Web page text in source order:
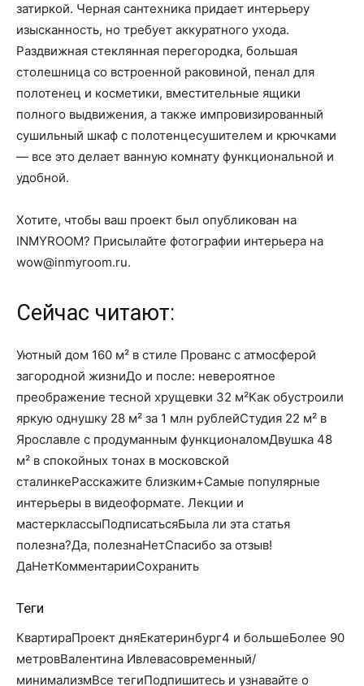
затиркой. Черная сантехника придает интерьеру
изысканность, но требует аккуратного ухода.
Раздвижная стеклянная перегородка, большая
столешница со встроенной раковиной, пенал для
полотенец и косметики, вместительные ящики
полного выдвижения, а также импровизированный
сушильный шкаф с полотенцесушителем и крючками
— все это делает ванную комнату функциональной и
удобной.
Хотите, чтобы ваш проект был опубликован на
INMYROOM? Присылайте фотографии интерьера на
wow@inmyroom.ru.
Сейчас читают:
Уютный дом 160 м² в стиле Прованс с атмосферой
загородной жизниДо и после: невероятное
преображение тесной хрущевки 32 м²Как обустроили
яркую однушку 28 м² за 1 млн рублейCтудия 22 м² в
Ярославле с продуманным функционаломДвушка 48
м² в спокойных тонах в московской
сталинкеРасскажите близким+Самые популярные
интерьеры в видеоформате. Лекции и
мастерклассыПодписатьсяБыла ли эта статья
полезна?Да, полезнаНетСпасибо за отзыв!
ДаНетКомментарииСохранить
Теги
КвартираПроект дняЕкатеринбург4 и большеБолее 90
метровВалентина Ивлевасовременный/
минимализмВсе тегиПодпишитесь и узнавайте о